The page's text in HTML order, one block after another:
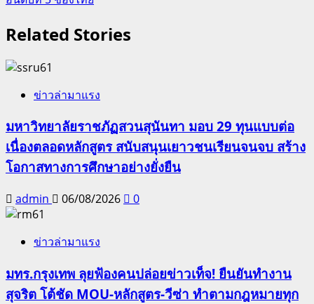
Related Stories
ข่าวล่ามาแรง
มหาวิทยาลัยราชภัฏสวนสุนันทา มอบ 29 ทุนแบบต่อ
เนื่องตลอดหลักสูตร สนับสนุนเยาวชนเรียนจนจบ สร้าง
โอกาสทางการศึกษาอย่างยั่งยืน
admin 06/08/2026 0
ข่าวล่ามาแรง
มทร.กรุงเทพ ลุยฟ้องคนปล่อยข่าวเท็จ! ยืนยันทำงาน
สุจริต โต้ชัด MOU-หลักสูตร-วีซ่า ทำตามกฎหมายทุก